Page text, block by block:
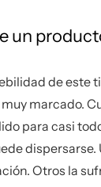
un
de este
marcado.
para casi
dispersarse.
Otros la